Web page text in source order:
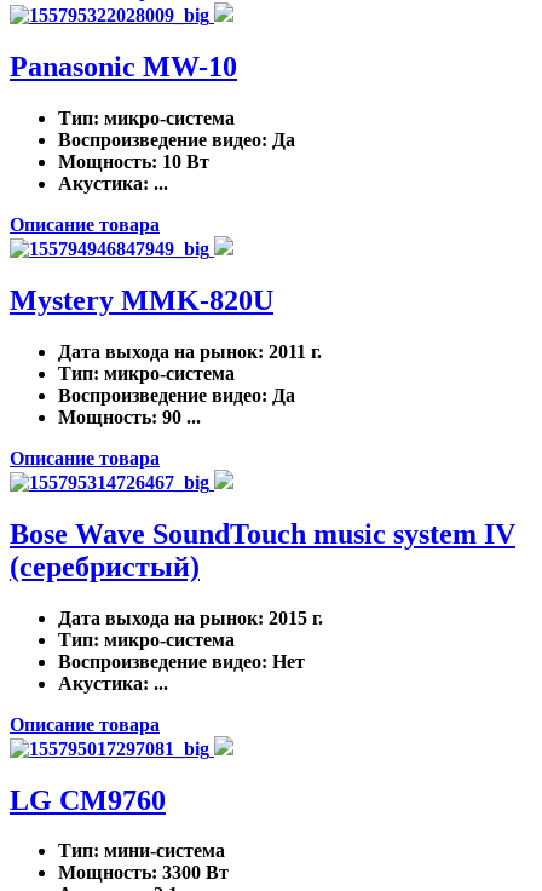
Panasonic MW-10
Тип: микро-система
Воспроизведение видео: Да
Мощность: 10 Вт
Акустика: ...
Описание товара
Mystery MMK-820U
Дата выхода на рынок: 2011 г.
Тип: микро-система
Воспроизведение видео: Да
Мощность: 90 ...
Описание товара
Bose Wave SoundTouch music system IV
(серебристый)
Дата выхода на рынок: 2015 г.
Тип: микро-система
Воспроизведение видео: Нет
Акустика: ...
Описание товара
LG CM9760
Тип: мини-система
Мощность: 3300 Вт